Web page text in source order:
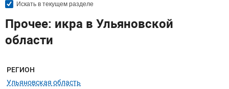
Искать в текущем разделе
Прочее: икра в Ульяновской
области
Меню навигации
РЕГИОН
Ульяновская область